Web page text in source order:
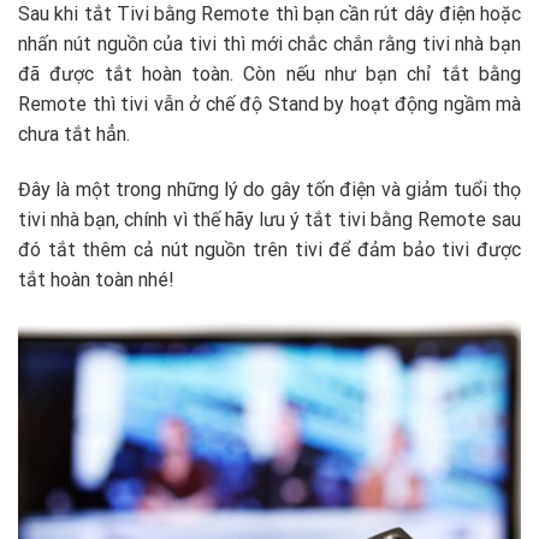
Sau khi tắt Tivi bằng Remote thì bạn cần rút dây điện hoặc
nhấn nút nguồn của tivi thì mới chắc chắn rằng tivi nhà bạn
đã được tắt hoàn toàn. Còn nếu như bạn chỉ tắt bằng
Remote thì tivi vẫn ở chế độ Stand by hoạt động ngầm mà
chưa tắt hẳn.
Đây là một trong những lý do gây tốn điện và giảm tuổi thọ
tivi nhà bạn, chính vì thế hãy lưu ý tắt tivi bằng Remote sau
đó tắt thêm cả nút nguồn trên tivi để đảm bảo tivi được
tắt hoàn toàn nhé!